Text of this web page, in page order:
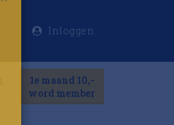
Inloggen
1e maand 10,-
word member